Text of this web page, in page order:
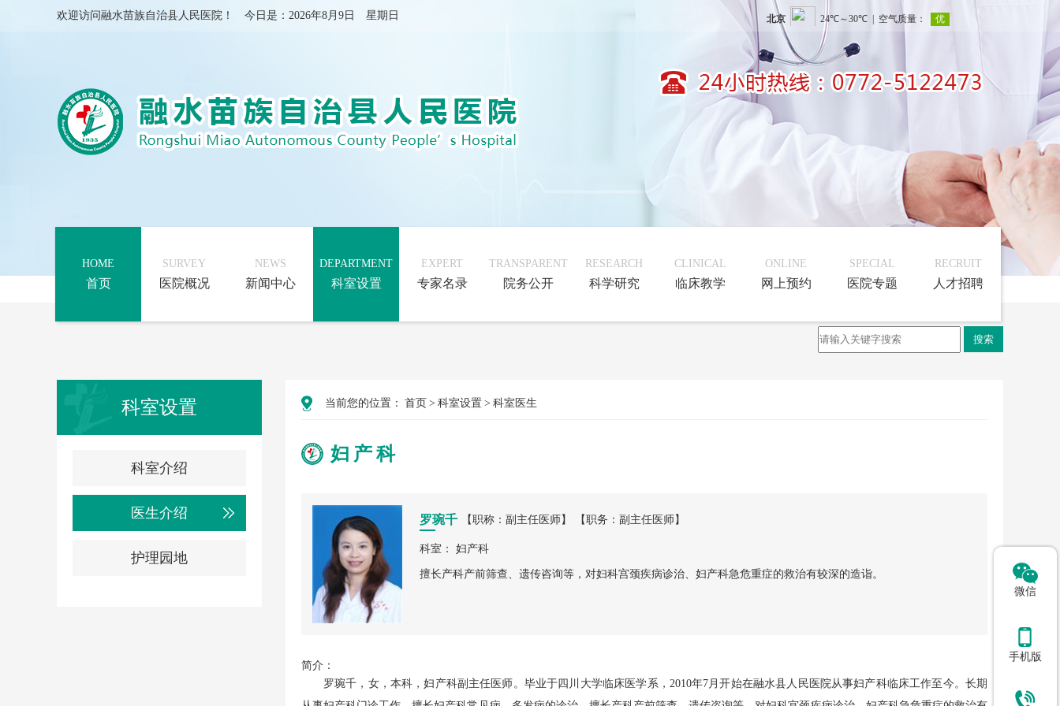
微信
手机版
欢迎访问融水苗族自治县人民医院！ 今日是： 2026年8月9日 星期日
HOME
首页
SURVEY
医院概况
NEWS
新闻中心
DEPARTMENT
科室设置
EXPERT
专家名录
TRANSPARENT
院务公开
RESEARCH
科学研究
CLINICAL
临床教学
ONLINE
网上预约
SPECIAL
医院专题
RECRUIT
人才招聘
科室设置
科室介绍
医生介绍
护理园地
当前您的位置： 首页 > 科室设置 > 科室医生
妇产科
罗琬千 【职称：副主任医师】 【职务：副主任医师】
科室： 妇产科
擅长产科产前筛查、遗传咨询等，对妇科宫颈疾病诊治、妇产科急危重症的救治有较深的造诣。
简介：
罗琬千，女，本科，妇产科副主任医师。毕业于四川大学临床医学系，2010年7月开始在融水县人民医院从事妇产科临床工作至今。长期